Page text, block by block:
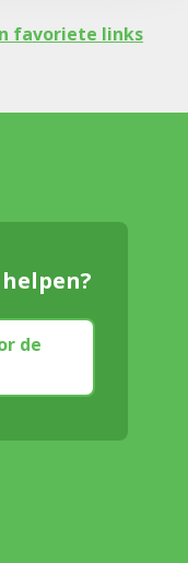
favoriete links
de